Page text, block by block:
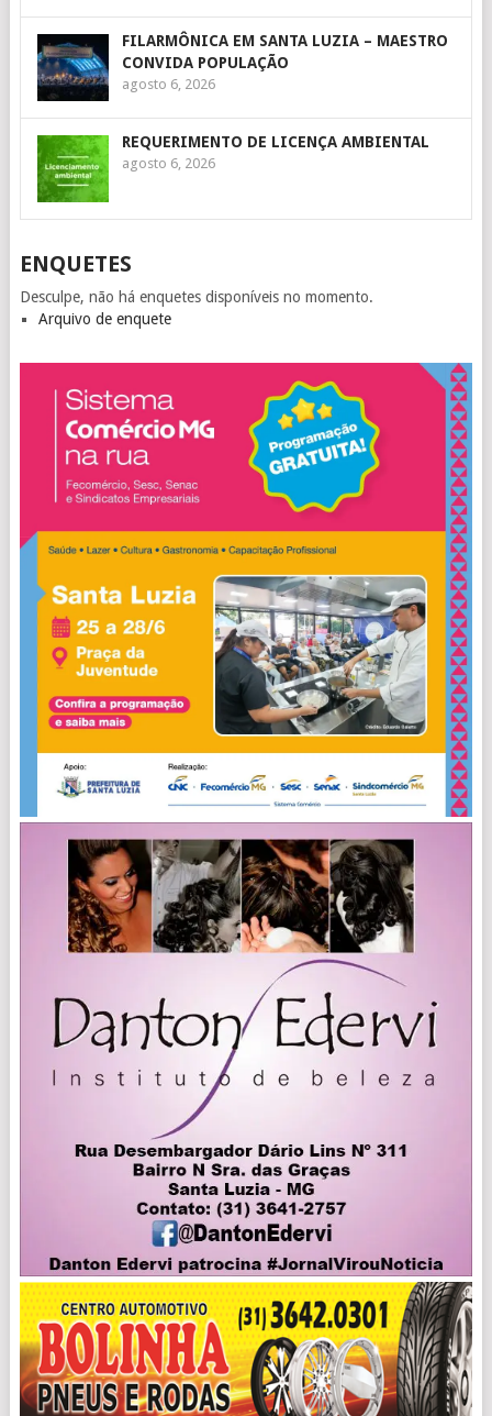
FILARMÔNICA EM SANTA LUZIA – MAESTRO
CONVIDA POPULAÇÃO
agosto 6, 2026
REQUERIMENTO DE LICENÇA AMBIENTAL
agosto 6, 2026
ENQUETES
Desculpe, não há enquetes disponíveis no momento.
Arquivo de enquete